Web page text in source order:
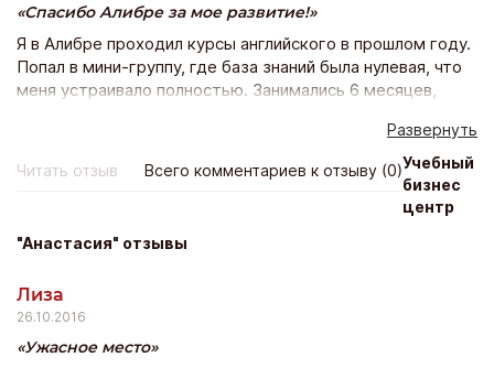
Спасибо Алибре за мое развитие!
Я в Алибре проходил курсы английского в прошлом году.
Попал в мини-группу, где база знаний была нулевая, что
меня устраивало полностью. Занимались 6 месяцев,
пропускал занятия. Сегодня хочу только отблагодарить
Алибру за мое развитие. Я ведь не собираюсь бросать
дело. У меня все материалы, диски, карточки по темам
остались. Надо только повторить и идти тестироваться
Развернуть
Читать отзыв Всего комментариев к отзыву (0)Учебный
бизнес
центр
"Анастасия" отзывы
Лиза
26.10.2016
Ужасное место